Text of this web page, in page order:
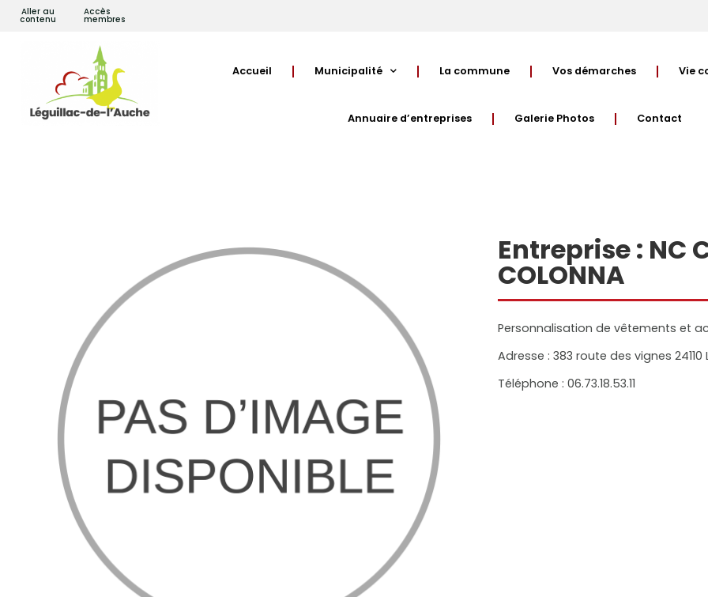
Aller au
contenu
Accès
membres
Accueil Municipalité La commune Vos démarches Vie
Annuaire d’entreprises Galerie Photos Contact
Entreprise : NC
COLONNA
Personnalisation de vêtements et
Adresse : 383 route des vignes 24110
Téléphone : 06.73.18.53.11